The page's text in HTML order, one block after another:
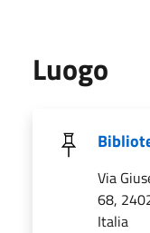
Luogo
Via
68,
Italia